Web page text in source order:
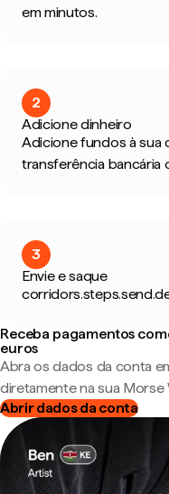
em minutos.
2
Adicione dinheiro
Adicione fundos à sua
transferência bancária
3
Envie e saque
Receba pagamentos
euros
Abra os dados da conta
diretamente na sua Morse
Abrir dados da conta